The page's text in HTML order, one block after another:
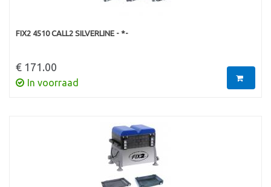
FIX2 4510 CALL2 SILVERLINE - *-
€ 171.00
In voorraad